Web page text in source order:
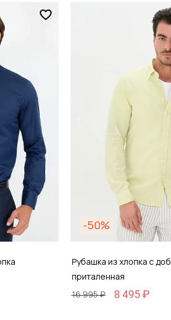
Добавить
-50%
Рубашка из хлопка с
приталенная
16 995 ₽
8 495 ₽